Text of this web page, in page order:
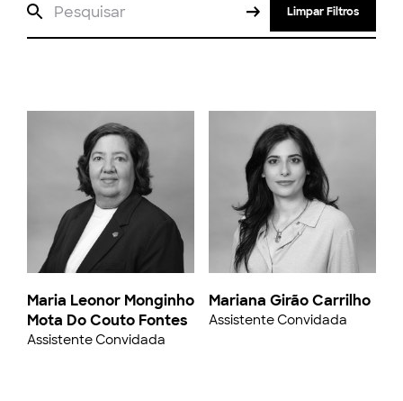
Limpar Filtros
Maria Leonor Monginho
Mota Do Couto Fontes
Assistente Convidada
Mariana Girão Carrilho
Assistente Convidada